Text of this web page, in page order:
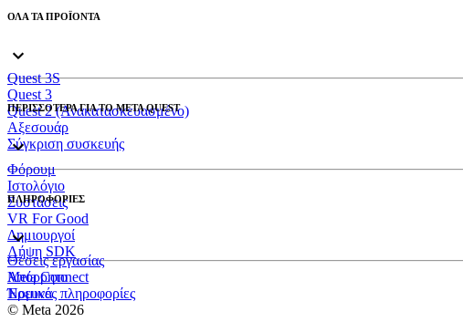
ΟΛΑ ΤΑ ΠΡΟΪΟΝΤΑ
Quest 3S
Quest 3
Quest 2 (Ανακατασκευασμένο)
Αξεσουάρ
Σύγκριση συσκευής
ΠΕΡΙΣΣΟΤΕΡΑ ΓΙΑ ΤΟ META QUEST
Φόρουμ
Ιστολόγιο
Συστάσεις
VR For Good
Δημιουργοί
Λήψη SDK
ΠΛΗΡΟΦΟΡΙΕΣ
Θέσεις εργασίας
Meta Connect
Έρευνα
Απόρρητο
Νομικές πληροφορίες
© Meta 2026